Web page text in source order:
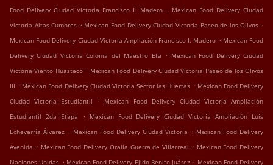
Food Delivery Ciudad Victoria Francisco I. Madero . Mexican Food Delivery Ciudad
Victoria Altas Cumbres . Mexican Food Delivery Ciudad Victoria Paseo de los Olivos .
Mexican Food Delivery Ciudad Victoria Ampliación Francisco I. Madero . Mexican Food
Delivery Ciudad Victoria Colonia del Maestro Eta . Mexican Food Delivery Ciudad
Victoria Viento Huasteco . Mexican Food Delivery Ciudad Victoria Paseo de los Olivos
III . Mexican Food Delivery Ciudad Victoria Sector las Huertas . Mexican Food Delivery
Ciudad Victoria Estudiantil
.
Mexican Food Delivery Ciudad Victoria Ampliación
Estudiantil 2da Etapa
.
Mexican Food Delivery Ciudad Victoria Ampliación Luis
Echeverría Álvarez . Mexican Food Delivery Ciudad Victoria . Mexican Food Delivery
Avenida . Mexican Food Delivery Oralia Guerra de Villarreal . Mexican Food Delivery
Naciones Unidas . Mexican Food Delivery Ejido Benito Juárez . Mexican Food Delivery